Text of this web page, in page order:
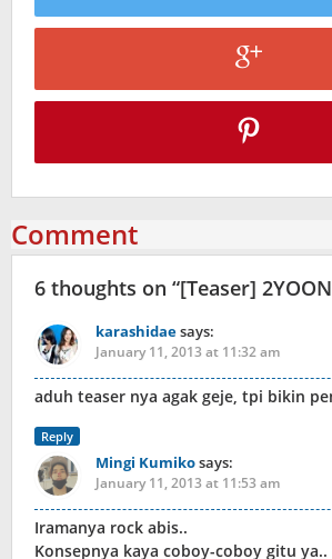
Comment
6 thoughts on “[Teaser]
karashidaesays:
January 11, 2013 at 11:32 am
aduh teaser nya agak geje, tpi bikin
Reply
Mingi Kumikosays:
January 11, 2013 at 11:53 am
Iramanya rock abis..
Konsepnya kaya coboy-coboy gitu